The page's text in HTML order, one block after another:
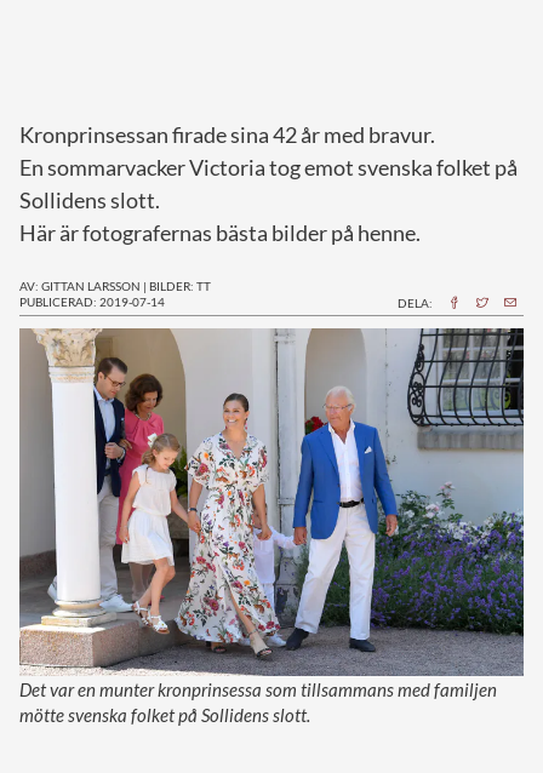
Kronprinsessan firade sina 42 år med bravur.
En sommarvacker Victoria tog emot svenska folket på
Sollidens slott.
Här är fotografernas bästa bilder på henne.
AV: GITTAN LARSSON | BILDER: TT
PUBLICERAD: 2019-07-14
DELA:
Det var en munter kronprinsessa som tillsammans med familjen
mötte svenska folket på Sollidens slott.